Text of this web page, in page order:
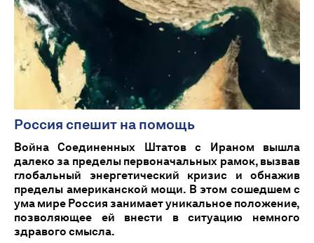
Россия спешит на помощь
Война Соединенных Штатов с Ираном вышла
далеко за пределы первоначальных рамок, вызвав
глобальный энергетический кризис и обнажив
пределы американской мощи. В этом сошедшем с
ума мире Россия занимает уникальное положение,
позволяющее ей внести в ситуацию немного
здравого смысла.